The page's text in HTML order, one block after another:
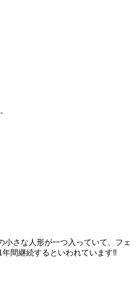
さな人形が一つ入っていて、フェ
間継続するといわれています‼︎